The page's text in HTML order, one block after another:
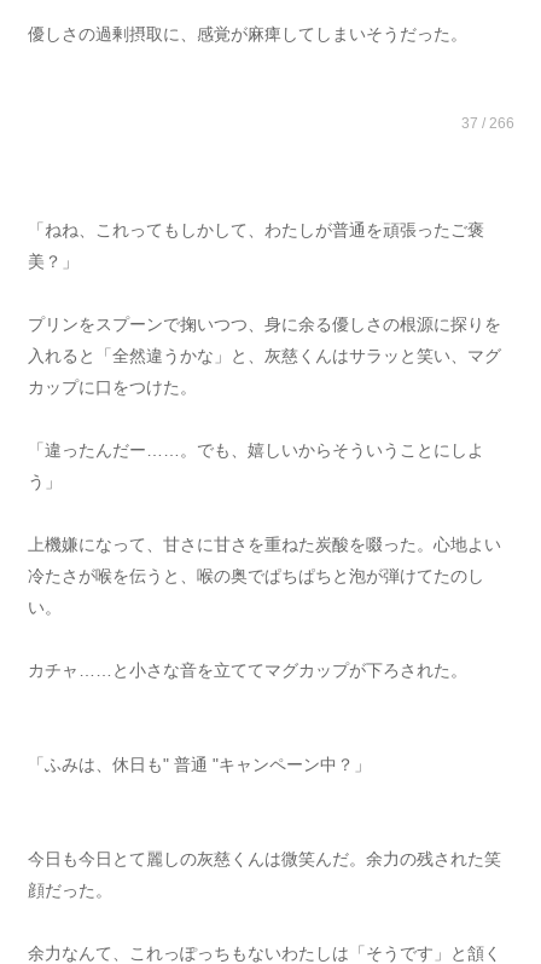
優しさの過剰摂取に、感覚が麻痺してしまいそうだった。
37 / 266
「ねね、これってもしかして、わたしが普通を頑張ったご褒
美？」
プリンをスプーンで掬いつつ、身に余る優しさの根源に探りを
入れると「全然違うかな」と、灰慈くんはサラッと笑い、マグ
カップに口をつけた。
「違ったんだー……。でも、嬉しいからそういうことにしよ
う」
上機嫌になって、甘さに甘さを重ねた炭酸を啜った。心地よい
冷たさが喉を伝うと、喉の奥でぱちぱちと泡が弾けてたのし
い。
カチャ……と小さな音を立ててマグカップが下ろされた。
「ふみは、休日も" 普通 "キャンペーン中？」
今日も今日とて麗しの灰慈くんは微笑んだ。余力の残された笑
顔だった。
余力なんて、これっぽっちもないわたしは「そうです」と頷く